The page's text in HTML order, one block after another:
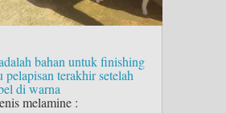
bahan untuk finishing
pelapisan terakhir setelah
di warna
melamine :